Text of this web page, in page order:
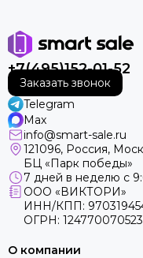
+7(495)152-01-52
Заказать звонок
Telegram
Max
info@smart-sale.ru
121096, Россия,
БЦ «Парк победы»
7 дней в неделю с
ООО «ВИКТОРИ»
ИНН/КПП:
ОГРН:
О компании